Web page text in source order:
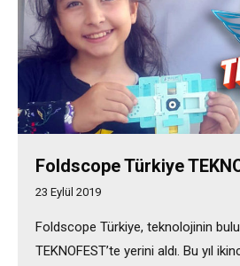
Foldscope Türkiye
23 Eylül 2019
Foldscope Türkiye, teknolojinin
TEKNOFEST’te yerini aldı. Bu yıl